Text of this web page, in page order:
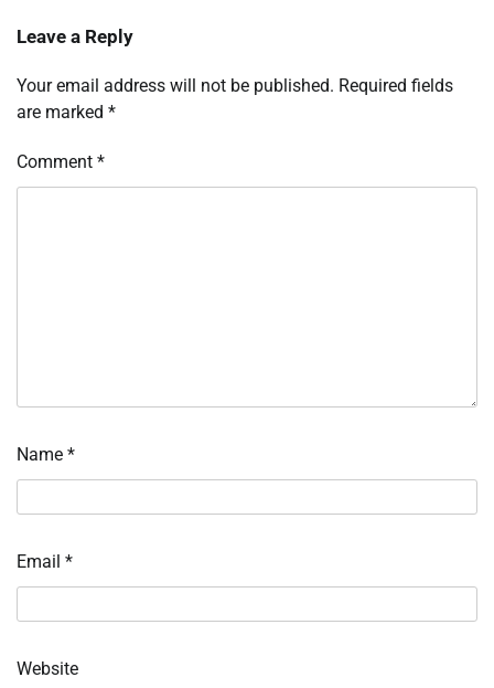
Leave a Reply
Your email address will not be published. Required fields
are marked *
Comment *
Name *
Email *
Website